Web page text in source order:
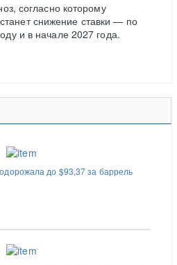
согласно которому
снижение ставки — по
и в начале 2027 года.
до $93,37 за баррель